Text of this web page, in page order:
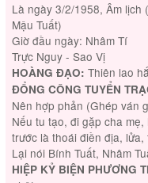
Là ngày 3/2/1958, Âm lịch
Mậu Tuất)
Giờ đầu ngày: Nhâm Tí
Trực Nguy - Sao Vị
HOÀNG ĐẠO: Thiên lao
ĐỔNG CÔNG TUYỂN
Nên hợp phản (Ghép ván
Nếu tu tạo, đi gặp cha
trước là thoái điền địa, lửa,
Lại nói Bính Tuất, Nhâm
HIỆP KỶ BIỆN PHƯƠNG